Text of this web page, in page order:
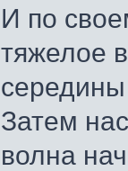
И по
тяжелое
Затем
волна